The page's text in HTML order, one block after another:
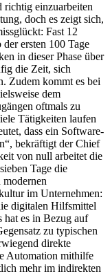
einzuarbeiten
doch es zeigt sich,
Fast 12
ersten 100 Tage
in dieser Phase über
die Zeit, sich
Zudem kommt es bei
dem
oftmals zu
Tätigkeiten laufen
dass ein Software-
bekräftigt der Chief
von null arbeitet die
Tage die
im Unternehmen:
digitalen Hilfsmittel
hat es in Bezug auf
zu typischen
direkte
Automation mithilfe
mehr im indirekten